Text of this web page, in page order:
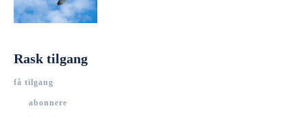
Rask tilgang
få tilgang
abonnere